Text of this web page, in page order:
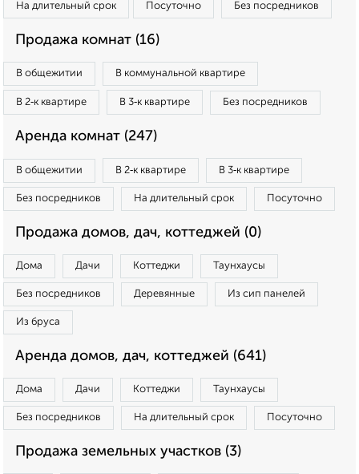
На длительный срок Посуточно Без посредников
Продажа комнат (16)
В общежитии В коммунальной квартире
В 2‑к квартире В 3‑к квартире Без посредников
Аренда комнат (247)
В общежитии В 2‑к квартире В 3‑к квартире
Без посредников На длительный срок Посуточно
Продажа домов, дач, коттеджей (0)
Дома Дачи Коттеджи Таунхаусы
Без посредников Деревянные Из сип панелей
Из бруса
Аренда домов, дач, коттеджей (641)
Дома Дачи Коттеджи Таунхаусы
Без посредников На длительный срок Посуточно
Продажа земельных участков (3)